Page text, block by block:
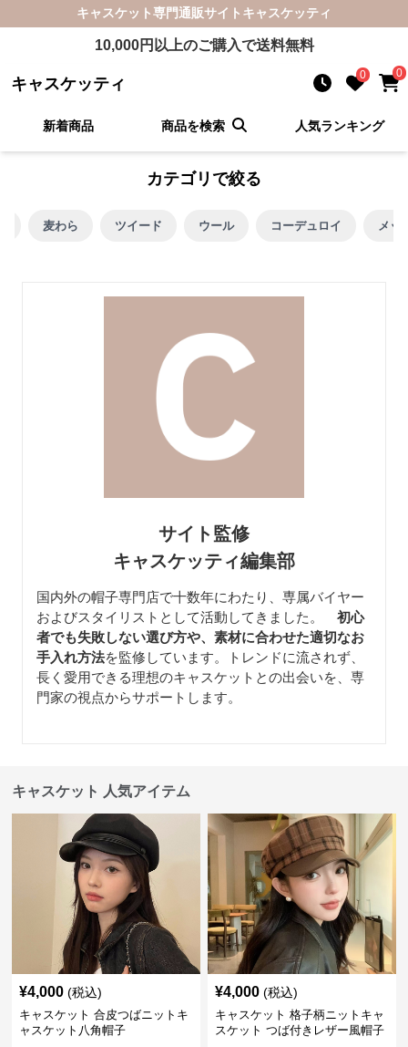
キャスケット専門通販サイト キャスケッティ
10,000円以上のご購入で送料無料
キャスケッティ 0 0
新着商品 商品を検索 人気ランキング
カテゴリで絞る
麦わら ツイード ウール コーデュロイ メッ
サイト監修
キャスケッティ編集部
国内外の帽子専門店で十数年にわたり、専属バイヤー
およびスタイリストとして活動してきました。
初心
者でも失敗しない選び方や、素材に合わせた適切なお
手入れ方法を監修しています。トレンドに流されず、
長く愛用できる理想のキャスケットとの出会いを、専
門家の視点からサポートします。
キャスケット 人気アイテム
¥4,000 (税込)
キャスケット 合皮つばニットキ
ャスケット八角帽子
¥4,000 (税込)
キャスケット 格子柄ニットキャ
スケット つば付きレザー風帽子